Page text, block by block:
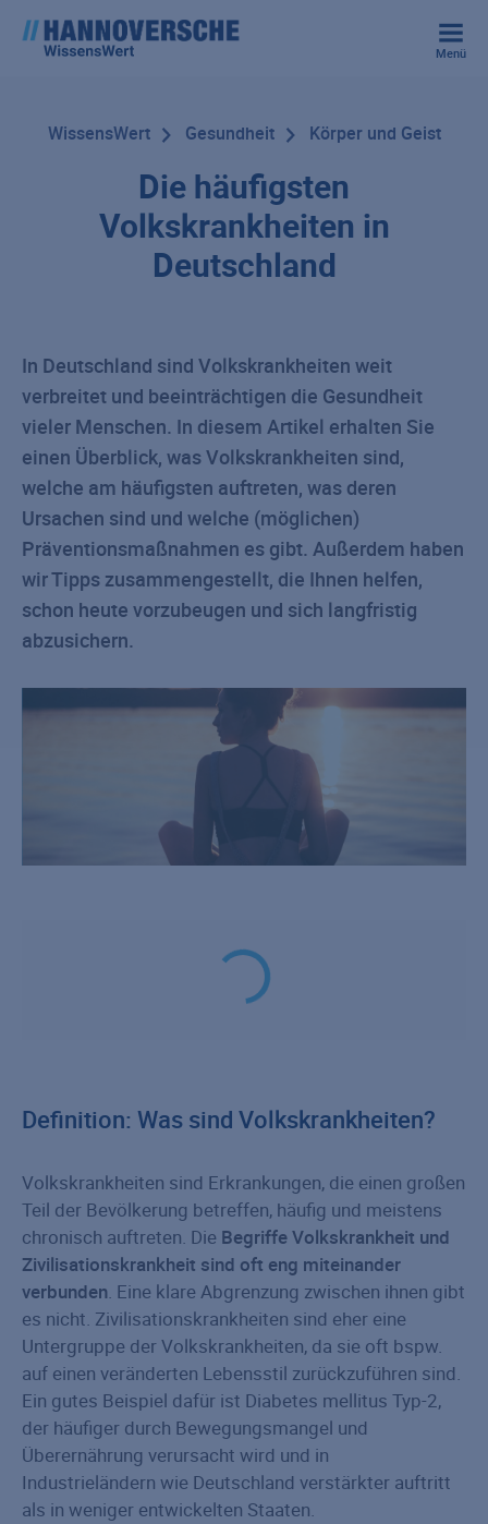
Menü
WissensWert Gesundheit Körper und Geist
Die häufigsten
Volkskrankheiten in
Deutschland
In Deutschland sind Volkskrankheiten weit
verbreitet und beeinträchtigen die Gesundheit
vieler Menschen. In diesem Artikel erhalten Sie
einen Überblick, was Volkskrankheiten sind,
welche am häufigsten auftreten, was deren
Ursachen sind und welche (möglichen)
Präventionsmaßnahmen es gibt. Außerdem haben
wir Tipps zusammengestellt, die Ihnen helfen,
schon heute vorzubeugen und sich langfristig
abzusichern.
Definition: Was sind Volkskrankheiten?
Volkskrankheiten sind Erkrankungen, die einen großen
Teil der Bevölkerung betreffen, häufig und meistens
chronisch auftreten. Die Begriffe Volkskrankheit und
Zivilisationskrankheit sind oft eng miteinander
verbunden. Eine klare Abgrenzung zwischen ihnen gibt
es nicht. Zivilisationskrankheiten sind eher eine
Untergruppe der Volkskrankheiten, da sie oft bspw.
auf einen veränderten Lebensstil zurückzuführen sind.
Ein gutes Beispiel dafür ist Diabetes mellitus Typ-2,
der häufiger durch Bewegungsmangel und
Überernährung verursacht wird und in
Industrieländern wie Deutschland verstärkter auftritt
als in weniger entwickelten Staaten.